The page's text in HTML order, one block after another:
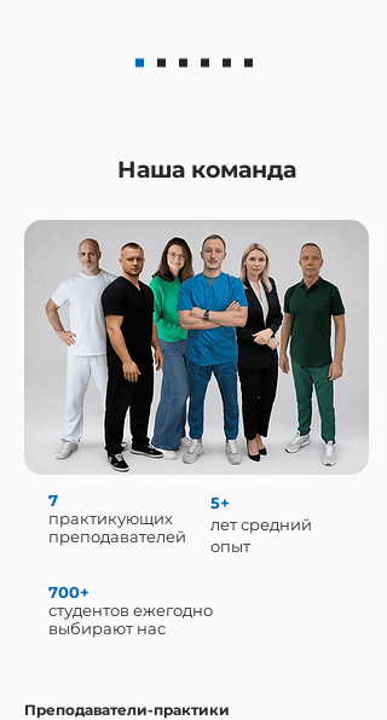
Наша команда
7
практикующих
преподавателей
5+
лет средний
опыт
700+
студентов ежегодно
выбирают нас
Преподаватели-практики